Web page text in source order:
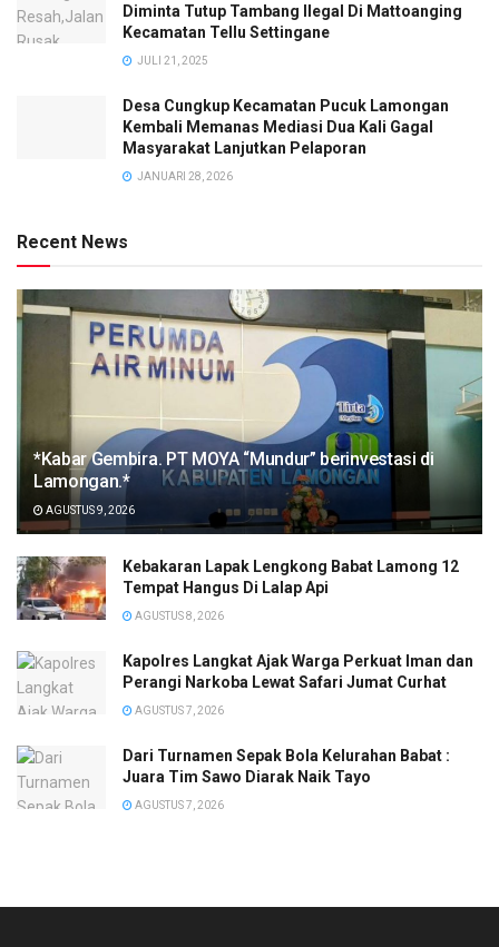
Diminta Tutup Tambang Ilegal Di Mattoanging
Kecamatan Tellu Settingane
JULI 21, 2025
Desa Cungkup Kecamatan Pucuk Lamongan
Kembali Memanas Mediasi Dua Kali Gagal
Masyarakat Lanjutkan Pelaporan
JANUARI 28, 2026
Recent News
*Kabar Gembira. PT MOYA “Mundur” berinvestasi di
Lamongan.*
AGUSTUS 9, 2026
Kebakaran Lapak Lengkong Babat Lamong 12
Tempat Hangus Di Lalap Api
AGUSTUS 8, 2026
Kapolres Langkat Ajak Warga Perkuat Iman dan
Perangi Narkoba Lewat Safari Jumat Curhat
AGUSTUS 7, 2026
Dari Turnamen Sepak Bola Kelurahan Babat :
Juara Tim Sawo Diarak Naik Tayo
AGUSTUS 7, 2026